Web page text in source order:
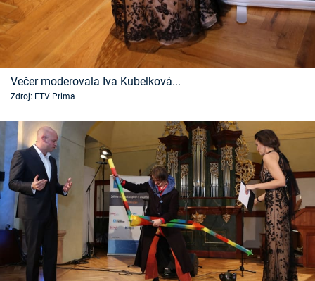
Večer moderovala Iva Kubelková...
Zdroj: FTV Prima